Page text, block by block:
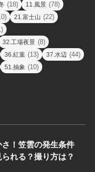
(18) 11.風景 (78)
21.富士山 (22)
32.工場夜景 (8)
36.紅葉 (13) 37.水辺 (44)
51.抽象 (10)
！笠雲の発生条件
れる？撮り方は？